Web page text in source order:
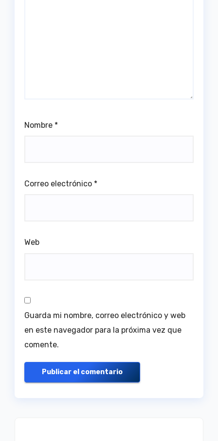
Nombre *
Correo electrónico *
Web
Guarda mi nombre, correo electrónico y web
en este navegador para la próxima vez que
comente.